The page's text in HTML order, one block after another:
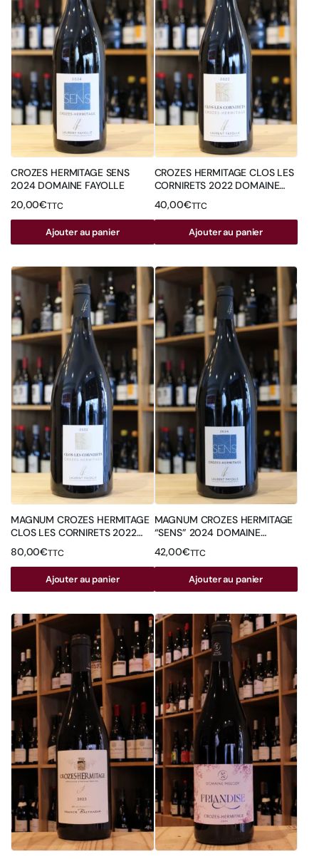
CROZES HERMITAGE SENS
2024 DOMAINE FAYOLLE
20,00€TTC
Ajouter au panier
CROZES HERMITAGE CLOS LES
CORNIRETS 2022 DOMAINE
FAYOLLE
40,00€TTC
Ajouter au panier
MAGNUM CROZES HERMITAGE
CLOS LES CORNIRETS 2022
DOMAINE FAYOLLE
80,00€TTC
Ajouter au panier
MAGNUM CROZES HERMITAGE
“SENS” 2024 DOMAINE
FAYOLLE
42,00€TTC
Ajouter au panier